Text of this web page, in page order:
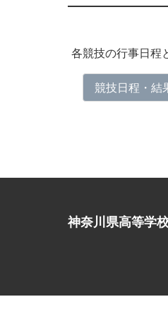
各競技の行事日程
競技日程・結
神奈川県高等学